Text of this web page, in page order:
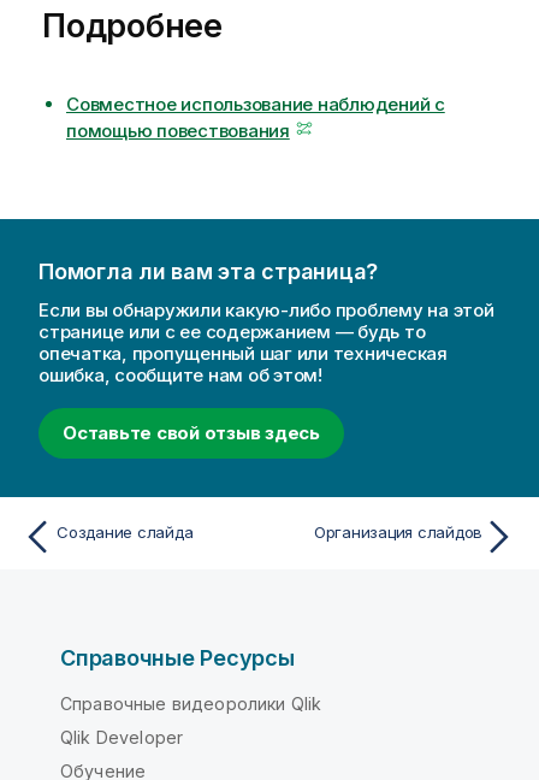
а
н
е
к
к
з
к
е
Подробнее
Совместное использование наблюдений с
помощью повествования
Помогла ли вам эта страница?
Если вы обнаружили какую-либо проблему на этой
странице или с ее содержанием — будь то
опечатка, пропущенный шаг или техническая
ошибка, сообщите нам об этом!
Оставьте свой отзыв здесь
Создание слайда Организация слайдов
Справочные Ресурсы
Справочные видеоролики Qlik
Qlik Developer
Обучение